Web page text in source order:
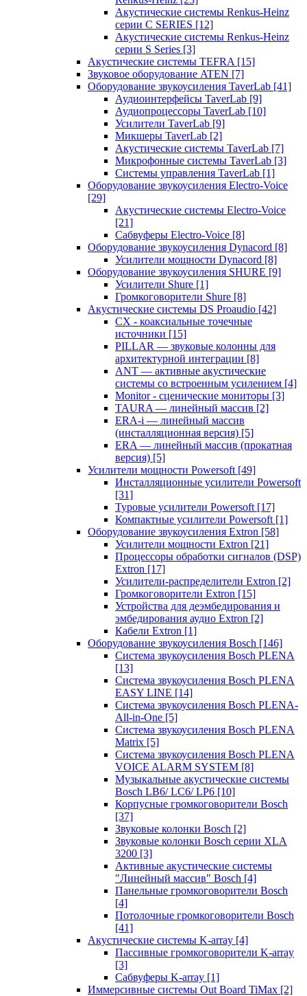
Акустические системы Renkus-Heinz
серии C SERIES [12]
Акустические системы Renkus-Heinz
серии S Series [3]
Акустические системы TEFRA [15]
Звуковое оборудование ATEN [7]
Оборудование звукоусиления TaverLab [41]
Аудиоинтерфейсы TaverLab [9]
Аудиопроцессоры TaverLab [10]
Усилители TaverLab [9]
Микшеры TaverLab [2]
Акустические системы TaverLab [7]
Микрофонные системы TaverLab [3]
Системы управления TaverLab [1]
Оборудование звукоусиления Electro-Voice
[29]
Акустические системы Electro-Voice
[21]
Сабвуферы Electro-Voice [8]
Оборудование звукоусиления Dynacord [8]
Усилители мощности Dynacord [8]
Оборудование звукоусиления SHURE [9]
Усилители Shure [1]
Громкоговорители Shure [8]
Акустические системы DS Proaudio [42]
CX - коаксиальные точечные
источники [15]
PILLAR — звуковые колонны для
архитектурной интеграции [8]
ANT — активные акустические
системы со встроенным усилением [4]
Monitor - сценические мониторы [3]
TAURA — линейный массив [2]
ERA-i — линейный массив
(инсталляционная версия) [5]
ERA — линейный массив (прокатная
версия) [5]
Усилители мощности Powersoft [49]
Инсталляционные усилители Powersoft
[31]
Туровые усилители Powersoft [17]
Компактные усилители Powersoft [1]
Оборудование звукоусиления Extron [58]
Усилители мощности Extron [21]
Процессоры обработки сигналов (DSP)
Extron [17]
Усилители-распределители Extron [2]
Громкоговорители Extron [15]
Устройства для деэмбедирования и
эмбедирования аудио Extron [2]
Кабели Extron [1]
Оборудование звукоусиления Bosch [146]
Система звукоусиления Bosch PLENA
[13]
Система звукоусиления Bosch PLENA
EASY LINE [14]
Система звукоусиления Bosch PLENA-
All-in-One [5]
Система звукоусиления Bosch PLENA
Matrix [5]
Система звукоусиления Bosch PLENA
VOICE ALARM SYSTEM [8]
Музыкальные акустические системы
Bosch LB6/ LC6/ LP6 [10]
Корпусные громкоговорители Bosch
[37]
Звуковые колонки Bosch [2]
Звуковые колонки Bosch серии XLA
3200 [3]
Активные акустические системы
"Линейный массив" Bosch [4]
Панельные громкоговорители Bosch
[4]
Потолочные громкоговорители Bosch
[41]
Акустические системы K-array [4]
Пассивные громкоговорители K-array
[3]
Сабвуферы K-array [1]
Иммерсивные системы Out Board TiMax [2]